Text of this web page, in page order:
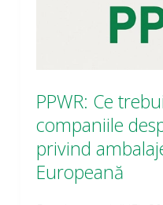
PPWR: Ce
companiile
privind
Europeană